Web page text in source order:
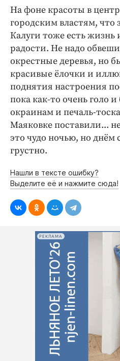
Праздники
Происшествия
Спорт
Экономика и бизнес
ПРОЕКТЫ
Блоги
Издания
Медиаперсона
Интересное чтиво
Клиника года
Бренд года
Работодатель года
На фоне красоты в
городским властям, что
Калуги тоже есть
радости. Не надо
окрестные деревья, но
красивые ёлочки и
поднятия настроения
пока как-то очень голо
окраинам и печаль-
Маяковке поставили...
это чудо ночью, но днём
грустно.
Нашли в тексте ошибку?
Выделите её и нажмите сюда!
РЕКЛАМА